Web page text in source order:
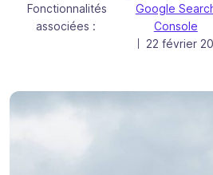
Fonctionnalités
associées :
Google
Console
Publié le
22 février